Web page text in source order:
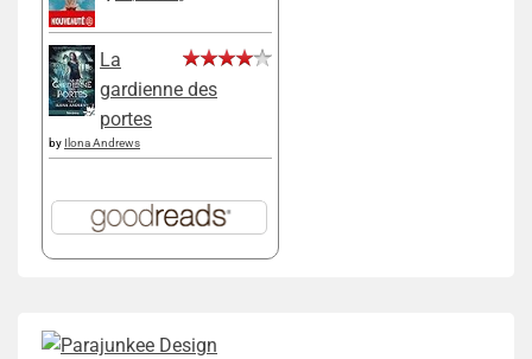
La
gardienne des
portes
by Ilona Andrews